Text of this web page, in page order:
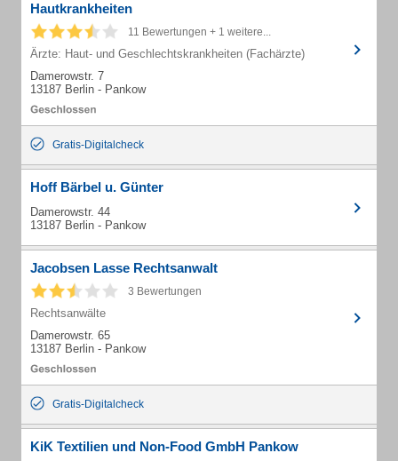
Hautkrankheiten
11 Bewertungen + 1 weitere...
Ärzte: Haut- und Geschlechtskrankheiten (Fachärzte)
Damerowstr. 7
13187 Berlin - Pankow
Gratis-Digitalcheck
Hoff Bärbel u. Günter
Damerowstr. 44
13187 Berlin - Pankow
Jacobsen Lasse Rechtsanwalt
3 Bewertungen
Rechtsanwälte
Damerowstr. 65
13187 Berlin - Pankow
Gratis-Digitalcheck
KiK Textilien und Non-Food GmbH Pankow